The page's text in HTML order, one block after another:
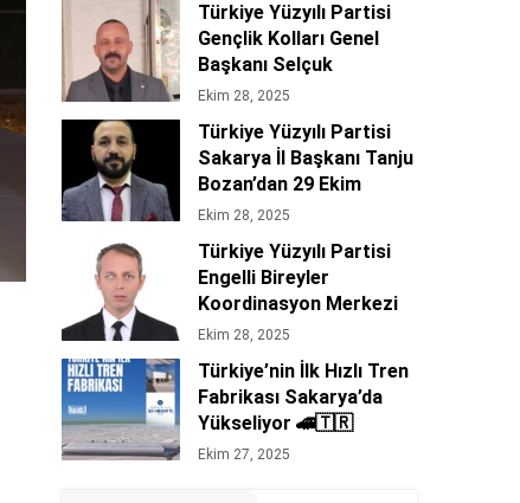
Türkiye Yüzyılı Partisi
Gençlik Kolları Genel
Başkanı Selçuk
Bakır’dan 29 Ekim
Mesajı 🇹🇷
Ekim 28, 2025
Türkiye Yüzyılı Partisi
Sakarya İl Başkanı Tanju
Bozan’dan 29 Ekim
Cumhuriyet Bayramı
Ekim 28, 2025
Türkiye Yüzyılı Partisi
Engelli Bireyler
Koordinasyon Merkezi
Başkanı Orhan
Ertürk’ten Siyasi Mesaj
Niteliğinde 29 Ekim
Cumhuriyet Bayramı
Kutlaması 🇹🇷
Ekim 28, 2025
Türkiye’nin İlk Hızlı Tren
Fabrikası Sakarya’da
Yükseliyor 🚄🇹🇷
Ekim 27, 2025